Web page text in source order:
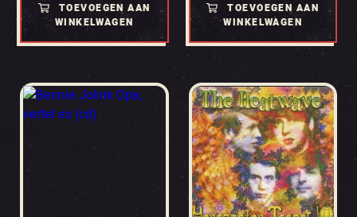
TOEVOEGEN AAN
WINKELWAGEN
TOEVOEGEN AAN
WINKELWAGEN